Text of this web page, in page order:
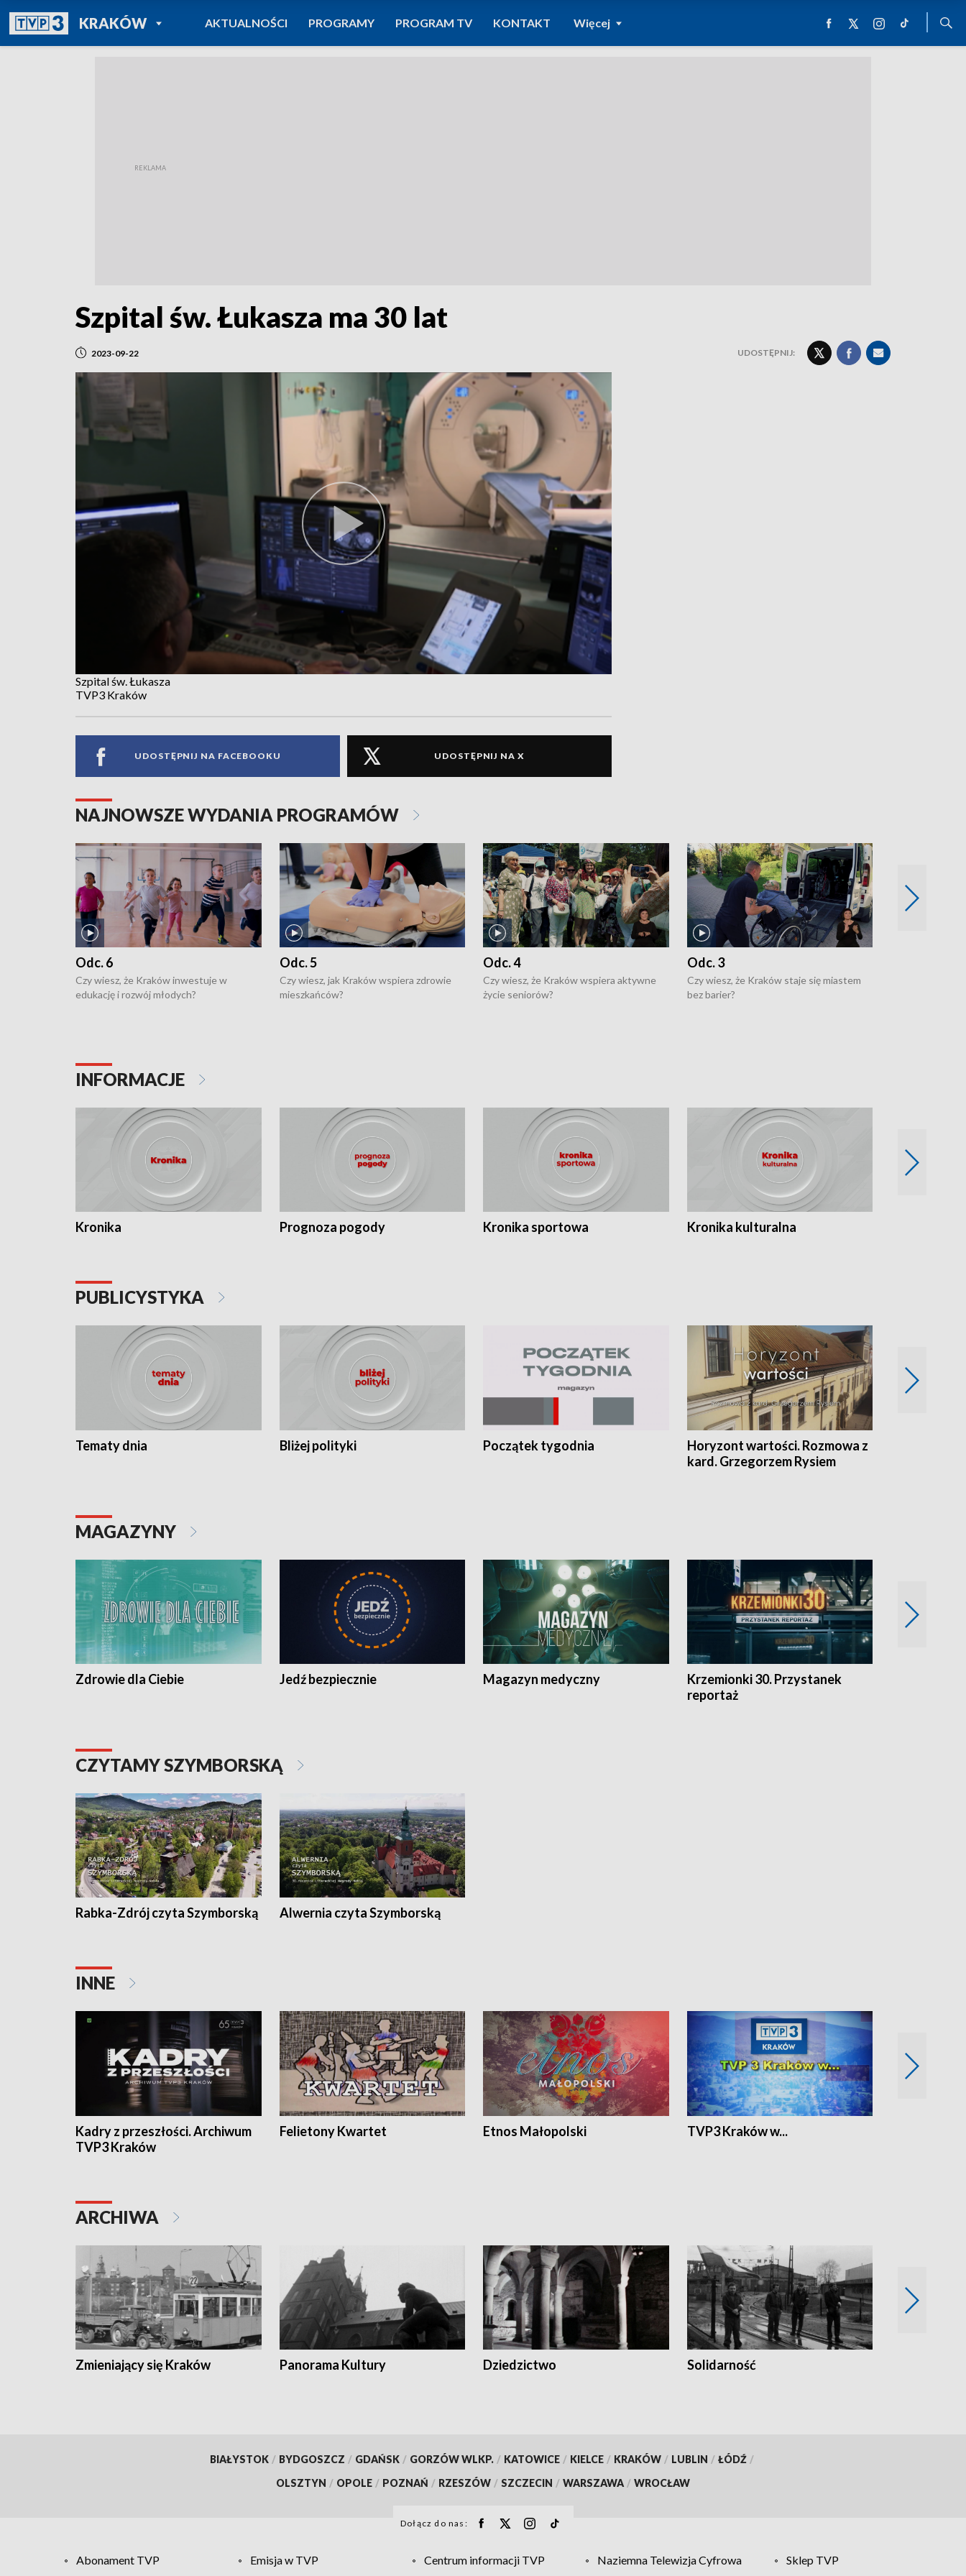
KRAKÓWPOWRÓT DO
TVP REGIONY
AKTUALNOŚCI PROGRAMY PROGRAM TV KONTAKT Więcej
Szpital św. Łukasza ma 30 lat
2023-09-22 UDOSTĘPNIJ:
Szpital św. Łukasza
TVP3 Kraków
UDOSTĘPNIJ NA FACEBOOKU UDOSTĘPNIJ NA X
NAJNOWSZE WYDANIA PROGRAMÓW
Odc. 6
Czy wiesz, że Kraków inwestuje w
edukację i rozwój młodych?
Odc. 5
Czy wiesz, jak Kraków wspiera zdrowie
mieszkańców?
Odc. 4
Czy wiesz, że Kraków wspiera aktywne
życie seniorów?
Odc. 3
Czy wiesz, że Kraków staje się miastem
bez barier?
INFORMACJE
Kronika Prognoza pogody Kronika sportowa Kronika kulturalna
PUBLICYSTYKA
Tematy dnia Bliżej polityki Początek tygodnia
Horyzont wartości. Rozmowa z
kard. Grzegorzem Rysiem
MAGAZYNY
Zdrowie dla Ciebie Jedź bezpiecznie Magazyn medyczny
Krzemionki 30. Przystanek
reportaż
CZYTAMY SZYMBORSKĄ
Rabka-Zdrój czyta Szymborską Alwernia czyta Szymborską
INNE
Kadry z przeszłości. Archiwum
TVP3 Kraków
Felietony Kwartet Etnos Małopolski TVP3 Kraków w...
ARCHIWA
Zmieniający się Kraków Panorama Kultury Dziedzictwo Solidarność
BIAŁYSTOK / BYDGOSZCZ / GDAŃSK / GORZÓW WLKP. / KATOWICE / KIELCE / KRAKÓW / LUBLIN / ŁÓDŹ /
OLSZTYN / OPOLE / POZNAŃ / RZESZÓW / SZCZECIN / WARSZAWA / WROCŁAW
Dołącz do nas:
Abonament TVP Emisja w TVP Centrum informacji TVP Naziemna Telewizja Cyfrowa
Sklep TVP